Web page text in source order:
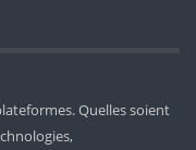
Quelles soient